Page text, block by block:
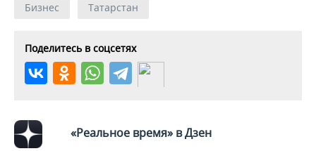
Бизнес Татарстан
Поделитесь в соцсетях
«Реальное время» в Дзен